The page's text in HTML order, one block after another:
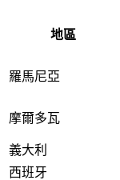
地區
羅馬尼亞
摩爾多瓦
義大利
西班牙